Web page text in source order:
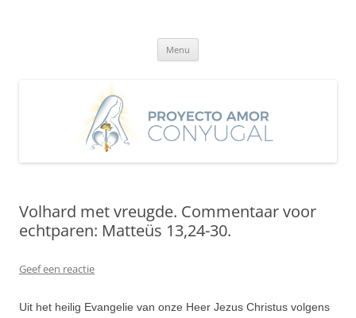
Menu
Volhard met vreugde. Commentaar voor
echtparen: Matteüs 13,24-30.
Geef een reactie
Uit het heilig Evangelie van onze Heer Jezus Christus volgens